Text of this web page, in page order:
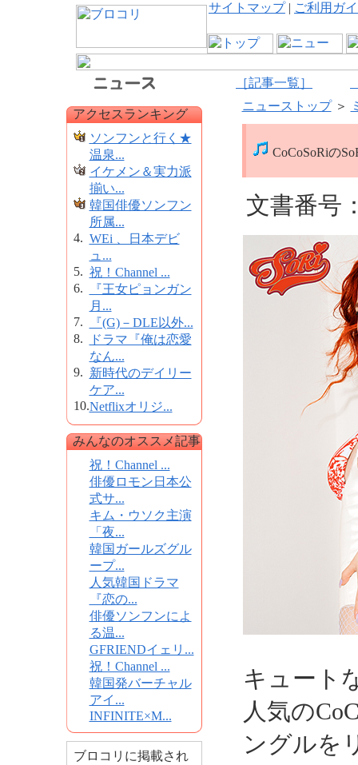
サイトマップ| ご利用ガ
［記事一覧］
アクセスランキング
ソンフンと行く★
温泉...
イケメン＆実力派
揃い...
韓国俳優ソンフン
所属...
4. WEi 、日本デビ
ュ...
5. 祝！Channel ...
6.
『王女ピョンガン
月...
7.
『(G)－DLE以外...
8.
ドラマ『俺は恋愛
なん...
9. 新時代のデイリー
ケア...
10.Netflixオリジ...
みんなのオススメ記事
祝！Channel ...
俳優ロモン日本公
式サ...
キム・ウソク主演
「夜...
韓国ガールズグル
ープ...
人気韓国ドラマ
『恋の...
俳優ソンフンによ
る温...
GFRIENDイェリ...
祝！Channel ...
韓国発バーチャル
アイ...
INFINITE×M...
ブロコリに掲載され
ニューストップ＞
CoCoSoRiの
文書番号
キュート
人気の
ングルを